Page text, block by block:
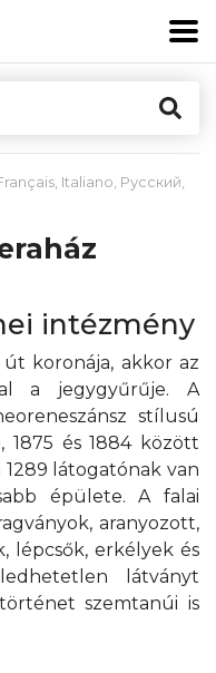
, Italiano, Русский,
intézmény
koronája, akkor az
a jegygyűrűje. A
stílusú
és 1884 között
látogatónak van
épülete. A falai
aranyozott,
lépcsők, erkélyek és
látványt
szemtanúi is